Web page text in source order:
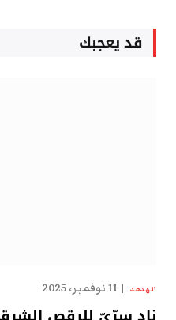
قد يعجبك
الهدهد 11 نوفمبر، 2025